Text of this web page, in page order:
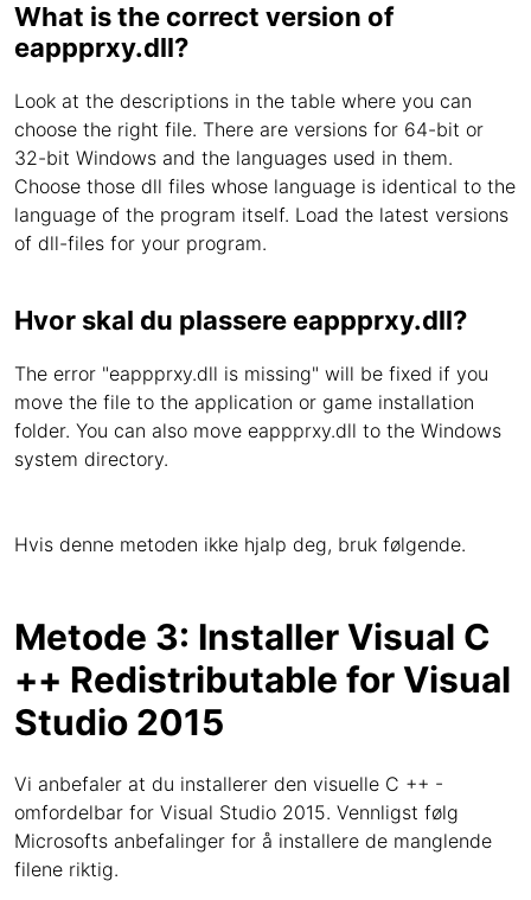
What is the correct version of
eappprxy.dll?
Look at the descriptions in the table where you can
choose the right file. There are versions for 64-bit or
32-bit Windows and the languages used in them.
Choose those dll files whose language is identical to the
language of the program itself. Load the latest versions
of dll-files for your program.
Hvor skal du plassere eappprxy.dll?
The error "eappprxy.dll is missing" will be fixed if you
move the file to the application or game installation
folder. You can also move eappprxy.dll to the Windows
system directory.
Hvis denne metoden ikke hjalp deg, bruk følgende.
Metode 3: Installer Visual C
++ Redistributable for Visual
Studio 2015
Vi anbefaler at du installerer den visuelle C ++ -
omfordelbar for Visual Studio 2015. Vennligst følg
Microsofts anbefalinger for å installere de manglende
filene riktig.